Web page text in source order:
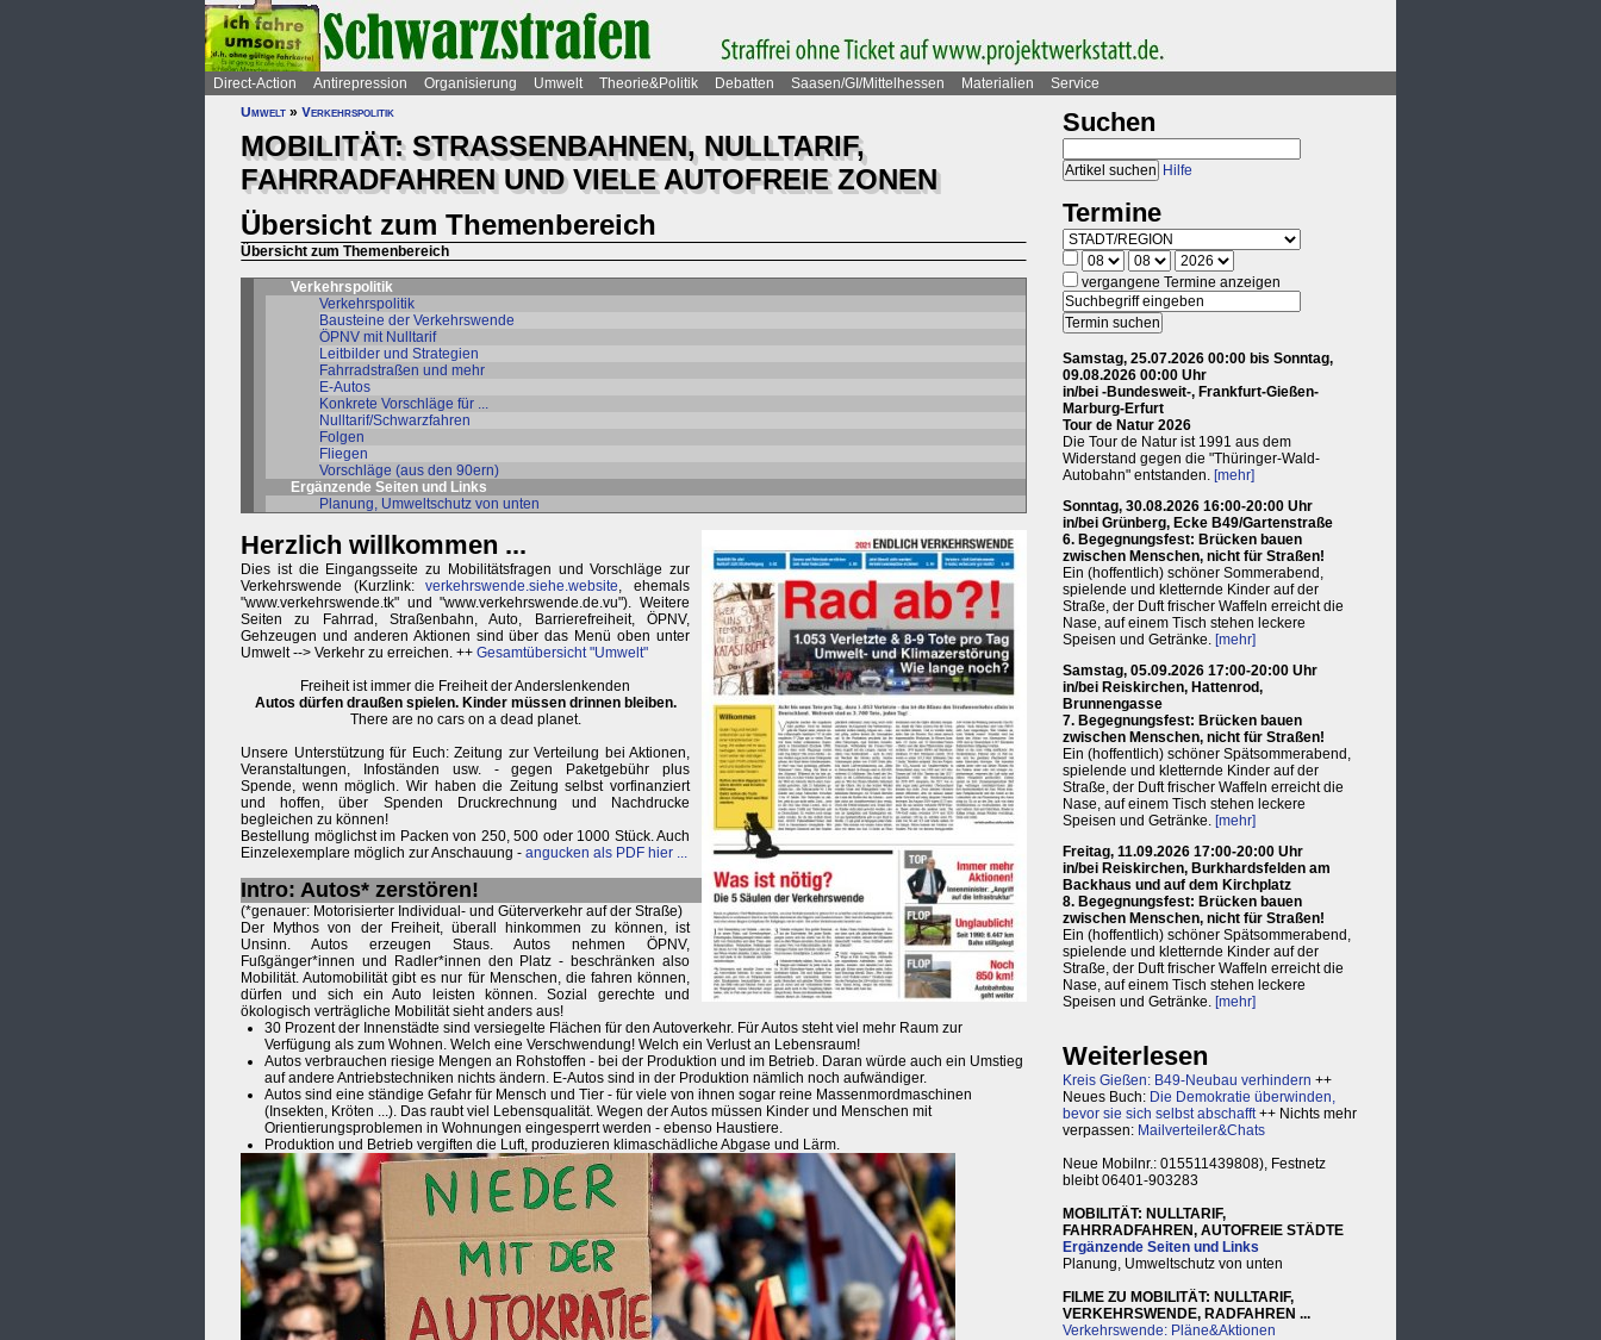
Direct-Action Antirepression Organisierung Umwelt Theorie&Politik Debatten Saasen/GI/Mittelhessen Materialien
Service
Umwelt » Verkehrspolitik
MOBILITÄT: STRASSENBAHNEN, NULLTARIF,
FAHRRADFAHREN UND VIELE AUTOFREIE ZONEN
Übersicht zum Themenbereich
Übersicht zum Themenbereich
Verkehrspolitik
Verkehrspolitik
Bausteine der Verkehrswende
ÖPNV mit Nulltarif
Leitbilder und Strategien
Fahrradstraßen und mehr
E-Autos
Konkrete Vorschläge für ...
Nulltarif/Schwarzfahren
Folgen
Fliegen
Vorschläge (aus den 90ern)
Ergänzende Seiten und Links
Planung, Umweltschutz von unten
Herzlich willkommen ...
Dies ist die Eingangsseite zu Mobilitätsfragen und Vorschläge zur
Verkehrswende (Kurzlink:verkehrswende.siehe.website, ehemals
"www.verkehrswende.tk" und "www.verkehrswende.de.vu"). Weitere
Seiten zu Fahrrad, Straßenbahn, Auto, Barrierefreiheit, ÖPNV,
Gehzeugen und anderen Aktionen sind über das Menü oben unter
Umwelt --> Verkehr zu erreichen. ++ Gesamtübersicht "Umwelt"
Freiheit ist immer die Freiheit der Anderslenkenden
Autos dürfen draußen spielen. Kinder müssen drinnen bleiben.
There are no cars on a dead planet.
Unsere Unterstützung für Euch: Zeitung zur Verteilung bei Aktionen,
Veranstaltungen, Infoständen usw. - gegen Paketgebühr plus
Spende, wenn möglich. Wir haben die Zeitung selbst vorfinanziert
und hoffen, über Spenden Druckrechnung und Nachdrucke
begleichen zu können!
Bestellung möglichst im Packen von 250, 500 oder 1000 Stück. Auch
Einzelexemplare möglich zur Anschauung - angucken als PDF hier ...
Intro: Autos* zerstören!
(*genauer: Motorisierter Individual- und Güterverkehr auf der Straße)
Der Mythos von der Freiheit, überall hinkommen zu können, ist
Unsinn. Autos erzeugen Staus. Autos nehmen ÖPNV,
Fußgänger*innen und Radler*innen den Platz - beschränken also
Mobilität. Automobilität gibt es nur für Menschen, die fahren können,
dürfen und sich ein Auto leisten können. Sozial gerechte und
ökologisch verträgliche Mobilität sieht anders aus!
30 Prozent der Innenstädte sind versiegelte Flächen für den Autoverkehr. Für Autos steht viel mehr Raum zur
Verfügung als zum Wohnen. Welch eine Verschwendung! Welch ein Verlust an Lebensraum!
Autos verbrauchen riesige Mengen an Rohstoffen - bei der Produktion und im Betrieb. Daran würde auch ein Umstieg
auf andere Antriebstechniken nichts ändern. E-Autos sind in der Produktion nämlich noch aufwändiger.
Autos sind eine ständige Gefahr für Mensch und Tier - für viele von ihnen sogar reine Massenmordmaschinen
(Insekten, Kröten ...). Das raubt viel Lebensqualität. Wegen der Autos müssen Kinder und Menschen mit
Orientierungsproblemen in Wohnungen eingesperrt werden - ebenso Haustiere.
Produktion und Betrieb vergiften die Luft, produzieren klimaschädliche Abgase und Lärm.
Suchen
Hilfe
Termine
vergangene Termine anzeigen
Samstag, 25.07.2026 00:00 bis Sonntag,
09.08.2026 00:00 Uhr
in/bei -Bundesweit-, Frankfurt-Gießen-
Marburg-Erfurt
Tour de Natur 2026
Die Tour de Natur ist 1991 aus dem
Widerstand gegen die "Thüringer-Wald-
Autobahn" entstanden. [mehr]
Sonntag, 30.08.2026 16:00-20:00 Uhr
in/bei Grünberg, Ecke B49/Gartenstraße
6. Begegnungsfest: Brücken bauen
zwischen Menschen, nicht für Straßen!
Ein (hoffentlich) schöner Sommerabend,
spielende und kletternde Kinder auf der
Straße, der Duft frischer Waffeln erreicht die
Nase, auf einem Tisch stehen leckere
Speisen und Getränke. [mehr]
Samstag, 05.09.2026 17:00-20:00 Uhr
in/bei Reiskirchen, Hattenrod,
Brunnengasse
7. Begegnungsfest: Brücken bauen
zwischen Menschen, nicht für Straßen!
Ein (hoffentlich) schöner Spätsommerabend,
spielende und kletternde Kinder auf der
Straße, der Duft frischer Waffeln erreicht die
Nase, auf einem Tisch stehen leckere
Speisen und Getränke. [mehr]
Freitag, 11.09.2026 17:00-20:00 Uhr
in/bei Reiskirchen, Burkhardsfelden am
Backhaus und auf dem Kirchplatz
8. Begegnungsfest: Brücken bauen
zwischen Menschen, nicht für Straßen!
Ein (hoffentlich) schöner Spätsommerabend,
spielende und kletternde Kinder auf der
Straße, der Duft frischer Waffeln erreicht die
Nase, auf einem Tisch stehen leckere
Speisen und Getränke. [mehr]
Weiterlesen
Kreis Gießen: B49-Neubau verhindern ++
Neues Buch: Die Demokratie überwinden,
bevor sie sich selbst abschafft++ Nichts mehr
verpassen: Mailverteiler&Chats
Neue Mobilnr.: 015511439808), Festnetz
bleibt 06401-903283
MOBILITÄT: NULLTARIF,
FAHRRADFAHREN, AUTOFREIE STÄDTE
Ergänzende Seiten und Links
Planung, Umweltschutz von unten
FILME ZU MOBILITÄT: NULLTARIF,
VERKEHRSWENDE, RADFAHREN ...
Verkehrswende: Pläne&Aktionen